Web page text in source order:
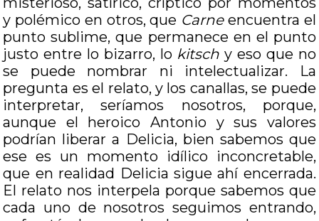
y polémico en otros, que Carneencuentra el
punto sublime, que permanece en el punto
justo entre lo bizarro, lo kitsch y eso que no
se puede nombrar ni intelectualizar. La
pregunta es el relato, y los canallas, se puede
interpretar, seríamos nosotros, porque,
aunque el heroico Antonio y sus valores
podrían liberar a Delicia, bien sabemos que
ese es un momento idílico inconcretable,
que en realidad Delicia sigue ahí encerrada.
El relato nos interpela porque sabemos que
cada uno de nosotros seguimos entrando,